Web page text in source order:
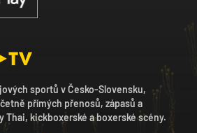
sportů v Česko-Slovensku,
přímých přenosů, zápasů a
Thai, kickboxerské a boxerské scény.